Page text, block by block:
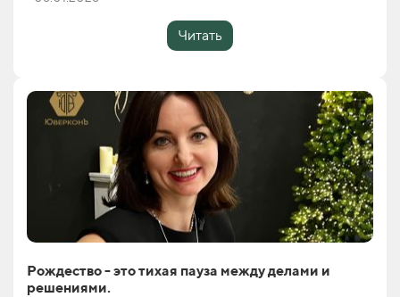
Читать
Рождество - это тихая пауза между делами и
решениями.